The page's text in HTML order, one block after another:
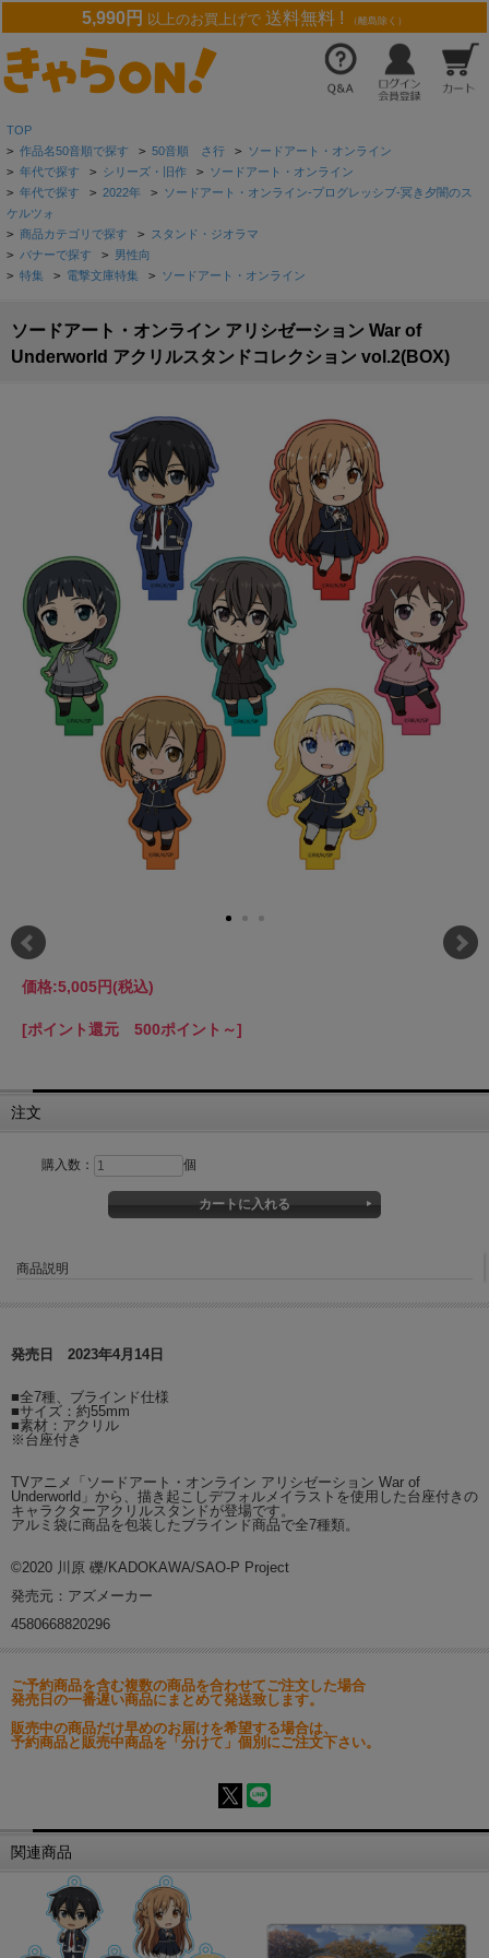
5,990円 以上のお買上げで 送料無料 ! （離島除く）
TOP
> 作品名50音順で探す > 50音順 さ行 > ソードアート・オンライン
> 年代で探す > シリーズ・旧作 > ソードアート・オンライン
> 年代で探す > 2022年 > ソードアート・オンライン-プログレッシブ-冥き夕闇のス
ケルツォ
> 商品カテゴリで探す > スタンド・ジオラマ
> バナーで探す > 男性向
> 特集 > 電撃文庫特集 > ソードアート・オンライン
ソードアート・オンライン アリシゼーション War of
Underworld アクリルスタンドコレクション vol.2(BOX)
価格:5,005円(税込)
[ポイント還元 500ポイント～]
注文
購入数： 個
商品説明
発売日 2023年4月14日
■全7種、ブラインド仕様
■サイズ：約55mm
■素材：アクリル
※台座付き
TVアニメ「ソードアート・オンライン アリシゼーション War of
Underworld」から、描き起こしデフォルメイラストを使用した台座付きの
キャラクターアクリルスタンドが登場です。
アルミ袋に商品を包装したブラインド商品で全7種類。
©2020 川原 礫/KADOKAWA/SAO-P Project
発売元：アズメーカー
4580668820296
ご予約商品を含む複数の商品を合わせてご注文した場合
発売日の一番遅い商品にまとめて発送致します。
販売中の商品だけ早めのお届けを希望する場合は、
予約商品と販売中商品を「分けて」個別にご注文下さい。
関連商品